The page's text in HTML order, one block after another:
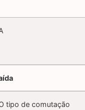
tipo de comutação